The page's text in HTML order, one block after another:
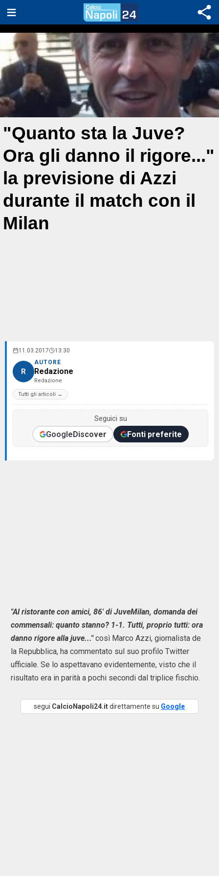
"Quanto sta la Juve?
Ora gli danno il rigore..."
la previsione di Azzi
durante il match con il
Milan
11.03.2017 13:30
R
AUTORE
Redazione
Redazione
Tutti gli articoli →
Seguici su
GoogleDiscover Fonti preferite
"Al ristorante con amici, 86' di JuveMilan, domanda dei
commensali: quanto stanno? 1-1. Tutti, proprio tutti: ora
danno rigore alla juve..."così Marco Azzi, giornalista de
la Repubblica, ha commentato sul suo profilo Twitter
ufficiale. Se lo aspettavano evidentemente, visto che il
risultato era in parità a pochi secondi dal triplice fischio.
segui CalcioNapoli24.itdirettamente su Google